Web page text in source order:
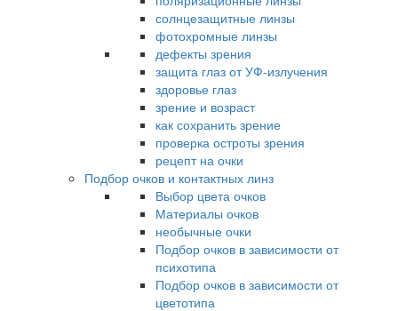
солнцезащитные линзы
фотохромные линзы
дефекты зрения
защита глаз от УФ-излучения
здоровье глаз
зрение и возраст
как сохранить зрение
проверка остроты зрения
рецепт на очки
Подбор очков и контактных линз
Выбор цвета очков
Материалы очков
необычные очки
Подбор очков в зависимости от
психотипа
Подбор очков в зависимости от
цветотипа